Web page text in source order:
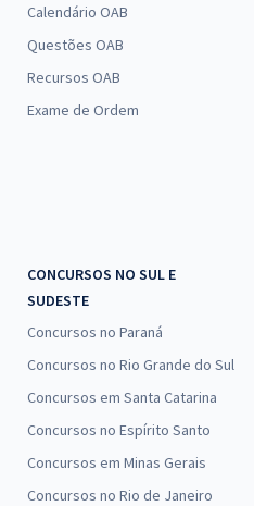
Calendário OAB
Questões OAB
Recursos OAB
Exame de Ordem
CONCURSOS NO SUL E
SUDESTE
Concursos no Paraná
Concursos no Rio Grande do Sul
Concursos em Santa Catarina
Concursos no Espírito Santo
Concursos em Minas Gerais
Concursos no Rio de Janeiro